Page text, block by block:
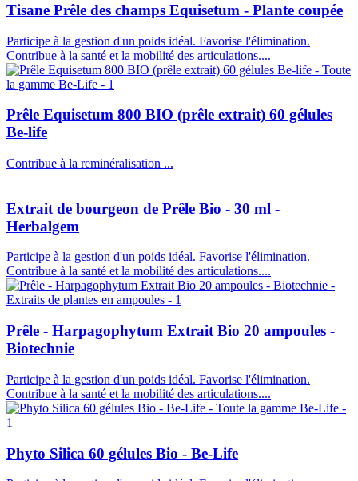
Tisane Prêle des champs Equisetum - Plante coupée
Participe à la gestion d'un poids idéal. Favorise l'élimination.
Contribue à la santé et la mobilité des articulations....
Prêle Equisetum 800 BIO (prêle extrait) 60 gélules
Be-life
Contribue à la reminéralisation ...
Extrait de bourgeon de Prêle Bio - 30 ml -
Herbalgem
Participe à la gestion d'un poids idéal. Favorise l'élimination.
Contribue à la santé et la mobilité des articulations....
Prêle - Harpagophytum Extrait Bio 20 ampoules -
Biotechnie
Participe à la gestion d'un poids idéal. Favorise l'élimination.
Contribue à la santé et la mobilité des articulations....
Phyto Silica 60 gélules Bio - Be-Life